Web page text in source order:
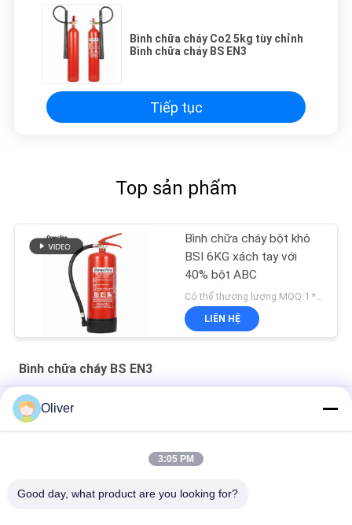
Bình chữa cháy Co2 5kg tùy chỉnh
Bình chữa cháy BS EN3
Tiếp tục
Top sản phẩm
Bình chữa cháy bột khô
BSI 6KG xách tay với
40% bột ABC
Có thể thương lượng MOQ:1 * 20GP
LIÊN HỆ
Bình chữa cháy BS EN3
Bình chữa cháy bột hóa chất khô 1KG EN615 40% Abc Powder
BSI 4KG EN3 Abc Bình chữa cháy bột khô Xi lanh chống ăn mòn
Bình chữa cháy CO2 2kg xách tay MT2 BSI EN3 cho cửa hàng
Oliver
3:05 PM
Good day, what product are you looking for?